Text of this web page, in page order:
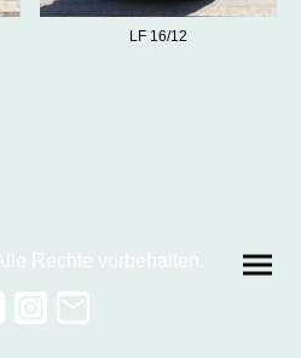
LF 16/12
Rechte vorbehalten.